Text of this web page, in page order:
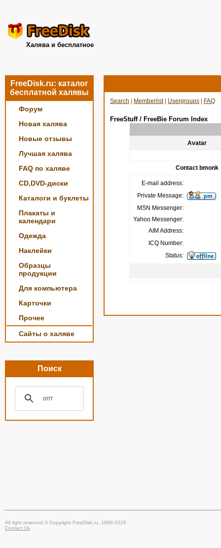
Халява и бесплатное
FreeDisk.ru: каталог
бесплатной халявы
Форум
Новая халява
Новые отзывы
Лучшая халява
FAQ по халяве
CD,DVD-диски
Каталоги и буклеты
Плакаты и
календари
Одежда
Наклейки
Образцы
продукции
Для компьютера
Карточки
Прочее
Сайты о халяве
Поиск
Search Memberlist| Usergroups FAQ
FreeStuff / FreeBie Forum Index
Avatar
Contact bmonk
E-mail address:
Private Message:
MSN Messenger:
Yahoo Messenger:
AIM Address:
ICQ Number:
Status:
All right reserved © Copyright FreeDisk.ru, 1999-2026
Contact Us